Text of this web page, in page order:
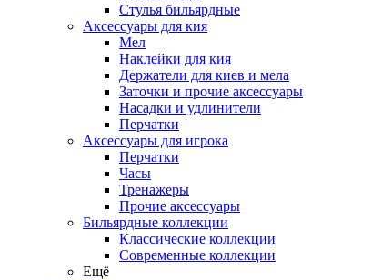
Стулья бильярдные
Аксессуары для кия
Мел
Наклейки для кия
Держатели для киев и мела
Заточки и прочие аксессуары
Насадки и удлинители
Перчатки
Аксессуары для игрока
Перчатки
Часы
Тренажеры
Прочие аксессуары
Бильярдные коллекции
Классические коллекции
Современные коллекции
Ещё